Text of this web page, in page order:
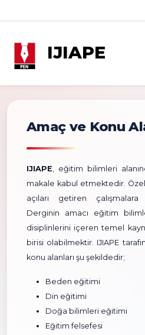
IJIAPE
Amaç ve Konu
IJIAPE , eğitim bilimleri
makale kabul etmektedir.
açıları getiren
Derginin amacı eğitim
disiplinlerini içeren temel
birisi olabilmektir. IJIAPE
konu alanları şu şekildedir;
Beden eğitimi
Din eğitimi
Doğa bilimleri eğitimi
Eğitim felsefesi